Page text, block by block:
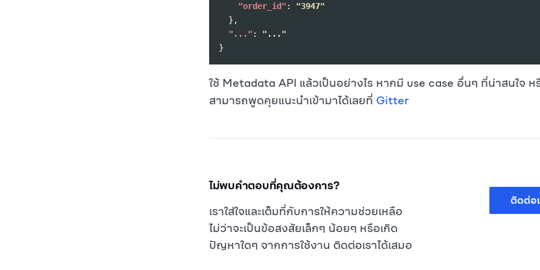
"order_id" :
"3947"
},
"..." :
"..."
}
ใช้ Metadata API แล้วเป็นอย่างไร หากมี use case อื่นๆ ที่น่าสนใจ
สามารถพูดคุยแนะนำเข้ามาได้เลยที่ Gitter
ไม่พบคำตอบที่คุณต้องการ?
เราใส่ใจและเต็มที่กับการให้ความช่วยเหลือ
ไม่ว่าจะเป็นข้อสงสัยเล็กๆ น้อยๆ หรือเกิด
ปัญหาใดๆ จากการใช้งาน ติดต่อเราได้เสมอ
ติดต่อ